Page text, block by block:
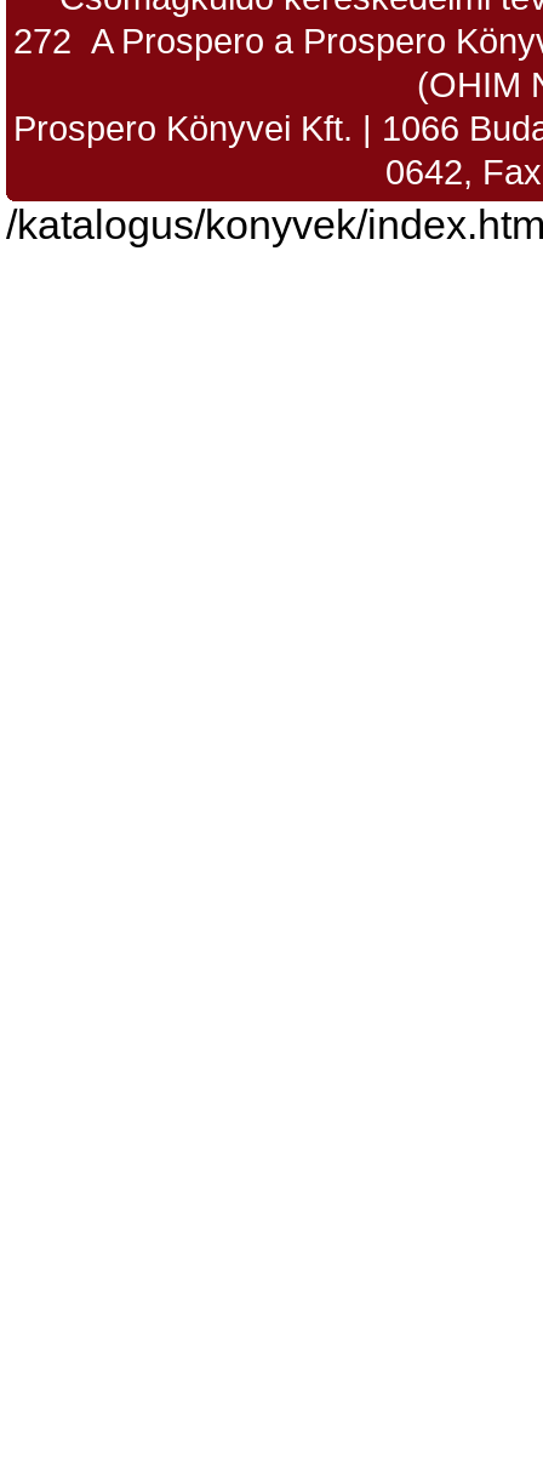
272 A Prospero a Prospero
(OHIM
Prospero Könyvei Kft. | 1066
0642,
/katalogus/konyvek/